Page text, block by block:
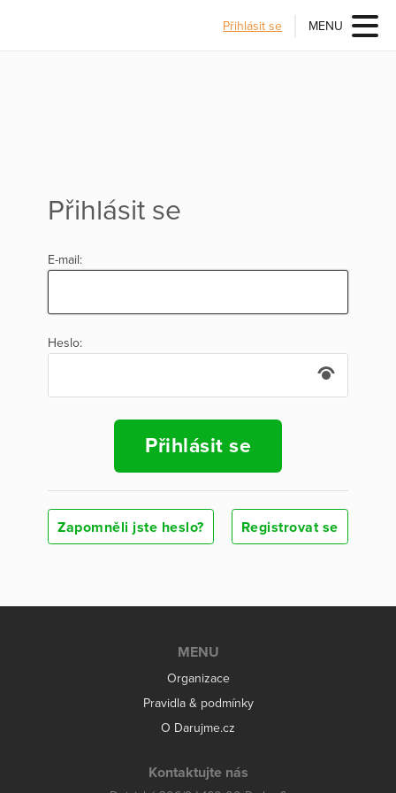
Přihlásit se MENU
Přihlásit se
E-mail:
Heslo:
Přihlásit se
Zapomněli jste heslo? Registrovat se
MENU
Organizace
Pravidla & podmínky
O Darujme.cz
Kontaktujte nás